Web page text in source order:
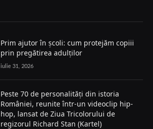
Prim ajutor în școli: cum protejăm copiii
prin pregătirea adulților
iulie 31, 2026
Peste 70 de personalități din istoria
României, reunite într-un videoclip hip-
hop, lansat de Ziua Tricolorului de
regizorul Richard Stan (Kartel)